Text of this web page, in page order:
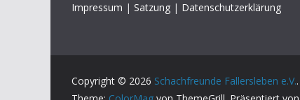
Impressum | Satzung | Datenschutzerklärung
Copyright © 2026 Schachfreunde Fallersleben e.V.